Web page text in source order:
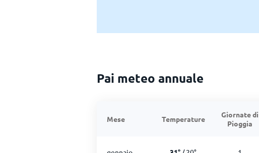
Pai meteo annuale
Mese Temperature
Giornate di
Pioggia